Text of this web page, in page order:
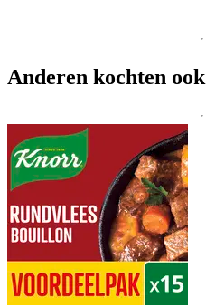
Anderen kochten ook